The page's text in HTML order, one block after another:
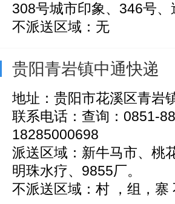
308号城市印象、346号
不派送区域：无
贵阳青岩镇中通快递
地址：贵阳市花溪区青岩
联系电话：查询：0851-
18285000698
派送区域：新牛马市、桃
明珠水疗、9855厂。
不派送区域：村 ，组，寨